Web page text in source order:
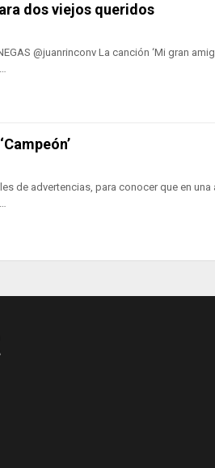
dos viejos queridos
@juanrinconv La canción ‘Mi gran
de advertencias, para conocer que en